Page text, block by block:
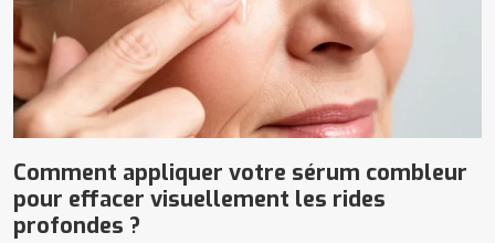
Comment appliquer votre sérum combleur
pour effacer visuellement les rides
profondes ?